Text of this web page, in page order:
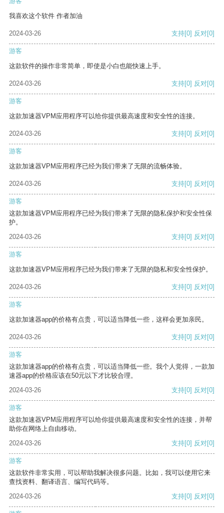
我喜欢这个软件 作者加油
2024-03-26 支持[0] 反对[0]
游客
这款软件的操作非常简单，即使是小白也能快速上手。
2024-03-26 支持[0] 反对[0]
游客
这款加速器VPM应用程序可以给你提供最高速度和安全性的连接。
2024-03-26 支持[0] 反对[0]
游客
这款加速器VPM应用程序已经为我们带来了无限的流畅体验。
2024-03-26 支持[0] 反对[0]
游客
这款加速器VPM应用程序已经为我们带来了无限的隐私保护和安全性保
护。
2024-03-26
支持[0] 反对[0]
游客
这款加速器VPM应用程序已经为我们带来了无限的隐私和安全性保护。
2024-03-26 支持[0] 反对[0]
游客
这款加速器app的价格有点贵，可以适当降低一些，这样会更加亲民。
2024-03-26 支持[0] 反对[0]
游客
这款加速器app的价格有点贵，可以适当降低一些。我个人觉得，一款加
速器app的价格应该在50元以下才比较合理。
2024-03-26
支持[0] 反对[0]
游客
这款加速器VPM应用程序可以给你提供最高速度和安全性的连接，并帮
助你在网络上自由移动。
2024-03-26
支持[0] 反对[0]
游客
这款软件非常实用，可以帮助我解决很多问题。比如，我可以使用它来
查找资料、翻译语言、编写代码等。
2024-03-26
支持[0] 反对[0]